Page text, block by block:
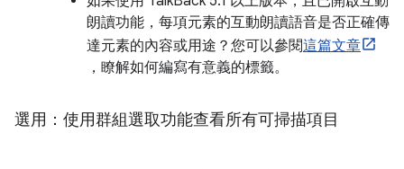
朗讀功能，每項元素的互動朗讀語音是否正確傳
達元素的內容或用途？您可以參閱這篇文章
，瞭解如何編寫有意義的標籤。
選用：使用群組選取功能查看所有可掃描項目